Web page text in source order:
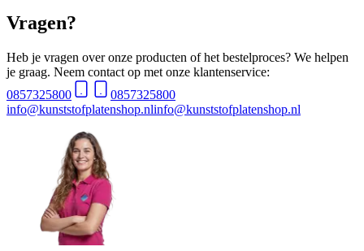
Vragen?
Heb je vragen over onze producten of het bestelproces? We helpen
je graag. Neem contact op met onze klantenservice:
0857325800
0857325800
info@kunststofplatenshop.nlinfo@kunststofplatenshop.nl